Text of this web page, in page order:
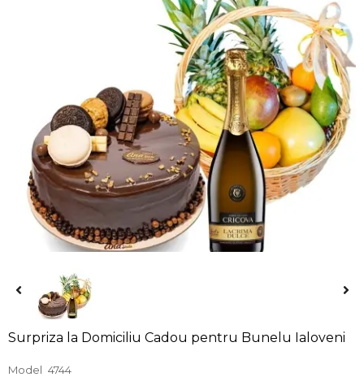
Surpriza la Domiciliu Cadou pentru Bunelu Ialoveni
Model 4744